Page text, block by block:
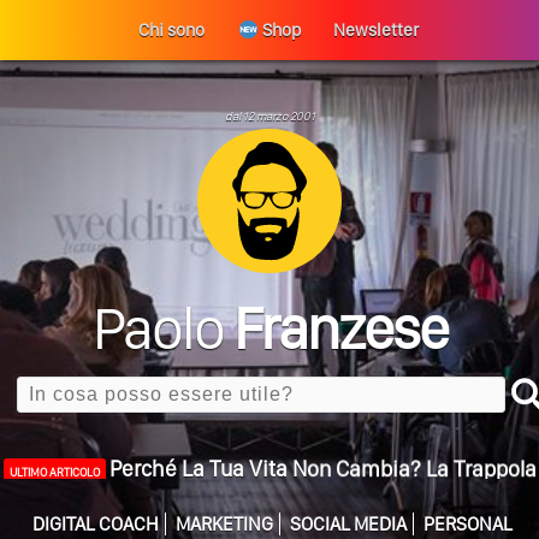
Chi sono Shop Newsletter
dal 12 marzo 2001
PaoloFranzese
Search
ULTIMO ARTICOLO
Perché La Tua Vita Non Cambia? La Trappola
Della Motivazione…
Quando L’amore Diventa Speranza: Il Quarto Memorial
Carmine Franzese
DIGITAL COACH MARKETING SOCIAL MEDIA
PERSONAL